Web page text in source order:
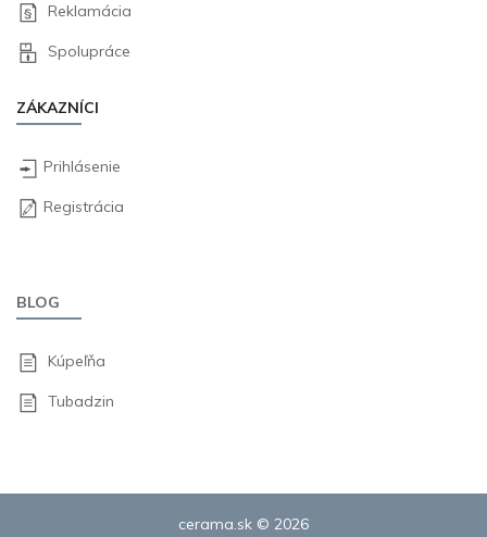
Reklamácia
Spolupráce
ZÁKAZNÍCI
Prihlásenie
Registrácia
BLOG
Kúpeľňa
Tubadzin
cerama.sk © 2026